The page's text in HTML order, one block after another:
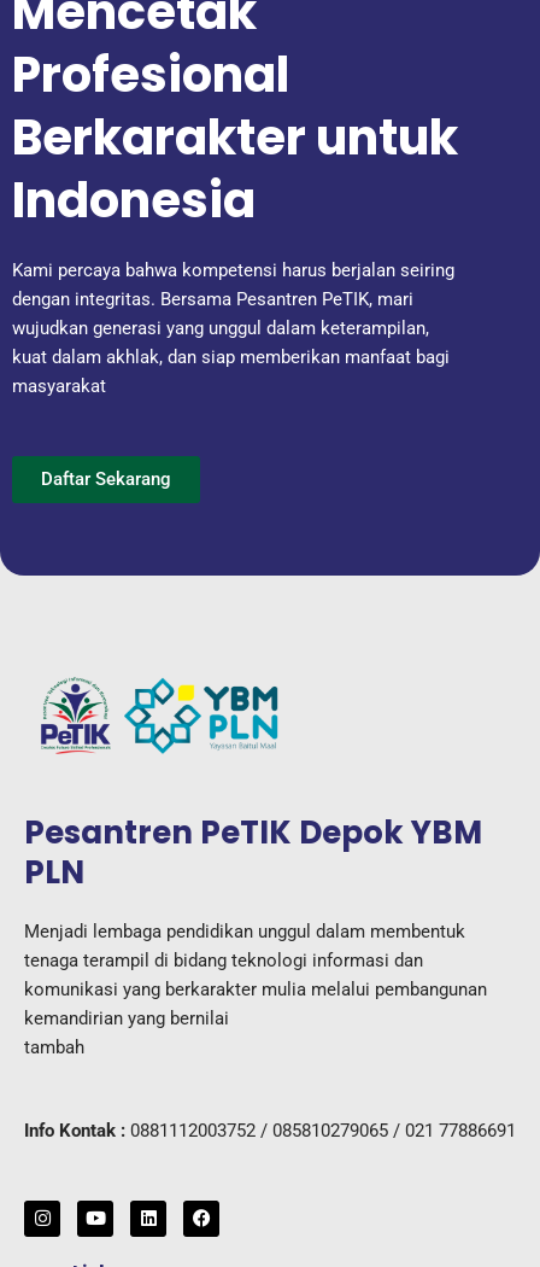
Profesional
Berkarakter untuk
Indonesia
Kami percaya bahwa kompetensi harus berjalan seiring
dengan integritas. Bersama Pesantren PeTIK, mari
wujudkan generasi yang unggul dalam keterampilan,
kuat dalam akhlak, dan siap memberikan manfaat bagi
masyarakat
Daftar Sekarang
Pesantren PeTIK Depok YBM
PLN
Menjadi lembaga pendidikan unggul dalam membentuk
tenaga terampil di bidang teknologi informasi dan
komunikasi yang berkarakter mulia melalui pembangunan
kemandirian yang bernilai
tambah
Info Kontak : 0881112003752 / 085810279065 / 021 77886691
I
n
s
Y
o
u
L
i
n
F
a
c